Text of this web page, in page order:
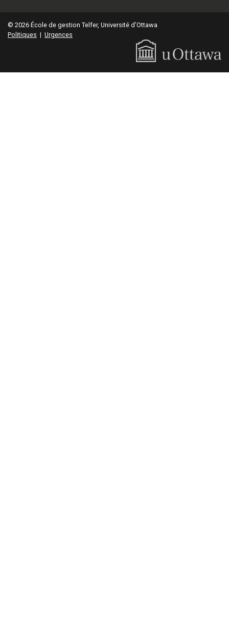
© 2026 École de gestion Telfer, Université d'Ottawa
Politiques | Urgences